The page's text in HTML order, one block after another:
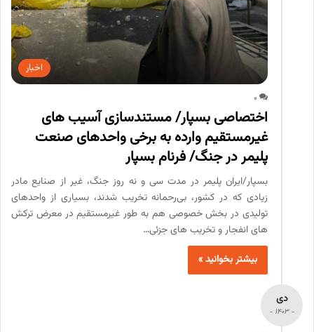
اخبار
0
اختصاصی بسپار/ مستندسازی آسیب های
غیرمستقیم وارده به برخی واحدهای صنعت
پلیمر در جنگ/ فرنام بسپار
بسپار/ایران پلیمر در مدت سی و نه روز جنگ، غیر از صنایع مادر
زیادی که در کشور، بی‌رحمانه تخریب شدند، بسیاری از واحدهای
تولیدی در بخش خصوصی هم به طور غیرمستقیم در معرض ترکش
های انفجار و تخریب های جزئی…
بیشتر بخوانید »
دی
- 1403 -